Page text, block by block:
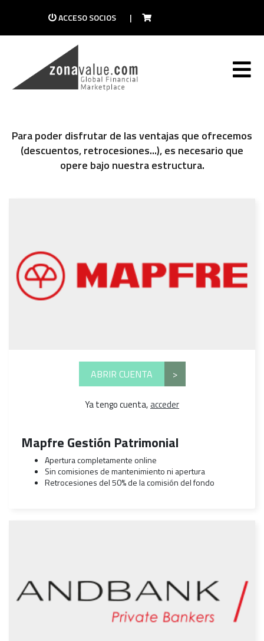
ACCESO SOCIOS |
Para poder disfrutar de las ventajas que ofrecemos
(descuentos, retrocesiones...), es necesario que
opere bajo nuestra estructura.
ABRIR CUENTA >
Ya tengo cuenta,acceder
Mapfre Gestión Patrimonial
Apertura completamente online
Sin comisiones de mantenimiento ni apertura
Retrocesiones del 50% de la comisión del fondo